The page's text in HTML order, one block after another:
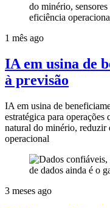
1 mês ago
IA em usina de
à previsão
IA em usina de
estratégica para
natural do minério, reduzir
operacional
3 meses ago